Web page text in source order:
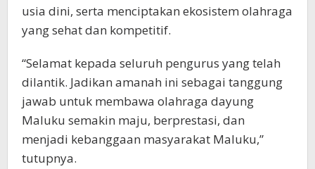
usia dini, serta menciptakan ekosistem olahraga
yang sehat dan kompetitif.
“Selamat kepada seluruh pengurus yang telah
dilantik. Jadikan amanah ini sebagai tanggung
jawab untuk membawa olahraga dayung
Maluku semakin maju, berprestasi, dan
menjadi kebanggaan masyarakat Maluku,”
tutupnya.